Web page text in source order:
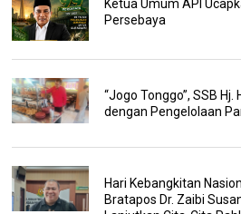
Ketua Umum API
Persebaya
“Jogo Tonggo”, SSB
dengan Pengelolaan
Hari Kebangkitan
Bratapos Dr. Zaibi